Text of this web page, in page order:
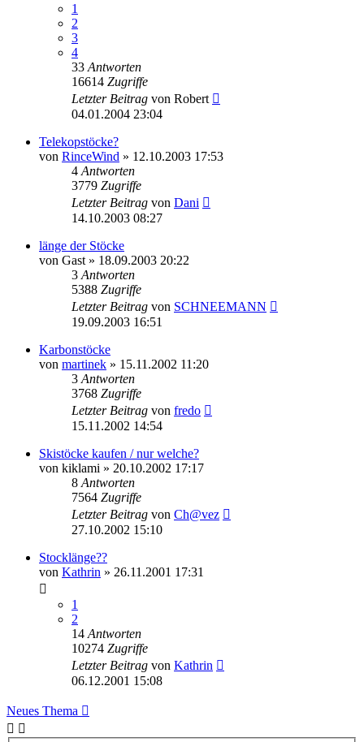
1
2
3
4
33 Antworten
16614 Zugriffe
Letzter Beitrag von Robert
04.01.2004 23:04
Telekopstöcke?
von RinceWind » 12.10.2003 17:53
4 Antworten
3779 Zugriffe
Letzter Beitrag von Dani
14.10.2003 08:27
länge der Stöcke
von Gast » 18.09.2003 20:22
3 Antworten
5388 Zugriffe
Letzter Beitrag von SCHNEEMANN
19.09.2003 16:51
Karbonstöcke
von martinek » 15.11.2002 11:20
3 Antworten
3768 Zugriffe
Letzter Beitrag von fredo
15.11.2002 14:54
Skistöcke kaufen / nur welche?
von kiklami » 20.10.2002 17:17
8 Antworten
7564 Zugriffe
Letzter Beitrag von Ch@vez
27.10.2002 15:10
Stocklänge??
von Kathrin » 26.11.2001 17:31
1
2
14 Antworten
10274 Zugriffe
Letzter Beitrag von Kathrin
06.12.2001 15:08
Neues Thema